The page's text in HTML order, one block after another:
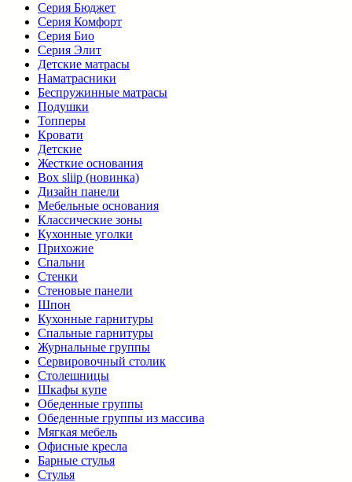
Серия Бюджет
Серия Комфорт
Серия Био
Серия Элит
Детские матрасы
Наматрасники
Беспружинные матрасы
Подушки
Топперы
Кровати
Детские
Жесткие основания
Box sliip (новинка)
Дизайн панели
Мебельные основания
Классические зоны
Кухонные уголки
Прихожие
Спальни
Стенки
Стеновые панели
Шпон
Кухонные гарнитуры
Спальные гарнитуры
Журнальные группы
Сервировочный столик
Столешницы
Шкафы купе
Обеденные группы
Обеденные группы из массива
Мягкая мебель
Офисные кресла
Барные стулья
Стулья